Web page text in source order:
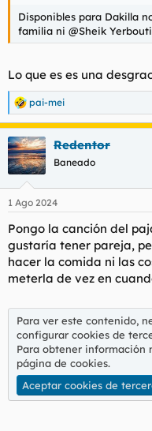
Disponibles para Dakilla
familia ni @Sheik
Lo que es es una
R
e
a
c
c
i
e
:
pai-mei
Redentor
Baneado
1 Ago 2024
Pongo la canción del
gustaría tener pareja,
hacer la comida ni las
meterla de vez en
Para ver este contenido,
configurar cookies de
Para obtener información
página de cookies.
Aceptar cookies de